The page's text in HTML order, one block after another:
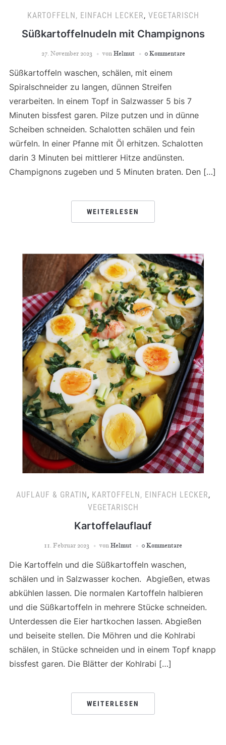
KARTOFFELN, EINFACH LECKER, VEGETARISCH
Süßkartoffelnudeln mit Champignons
27. November 2023 von Helmut 0 Kommentare
Süßkartoffeln waschen, schälen, mit einem
Spiralschneider zu langen, dünnen Streifen
verarbeiten. In einem Topf in Salzwasser 5 bis 7
Minuten bissfest garen. Pilze putzen und in dünne
Scheiben schneiden. Schalotten schälen und fein
würfeln. In einer Pfanne mit Öl erhitzen. Schalotten
darin 3 Minuten bei mittlerer Hitze andünsten.
Champignons zugeben und 5 Minuten braten. Den […]
WEITERLESEN
AUFLAUF & GRATIN, KARTOFFELN, EINFACH LECKER,
VEGETARISCH
Kartoffelauflauf
11. Februar 2023 von Helmut 0 Kommentare
Die Kartoffeln und die Süßkartoffeln waschen,
schälen und in Salzwasser kochen. Abgießen, etwas
abkühlen lassen. Die normalen Kartoffeln halbieren
und die Süßkartoffeln in mehrere Stücke schneiden.
Unterdessen die Eier hartkochen lassen. Abgießen
und beiseite stellen. Die Möhren und die Kohlrabi
schälen, in Stücke schneiden und in einem Topf knapp
bissfest garen. Die Blätter der Kohlrabi […]
WEITERLESEN